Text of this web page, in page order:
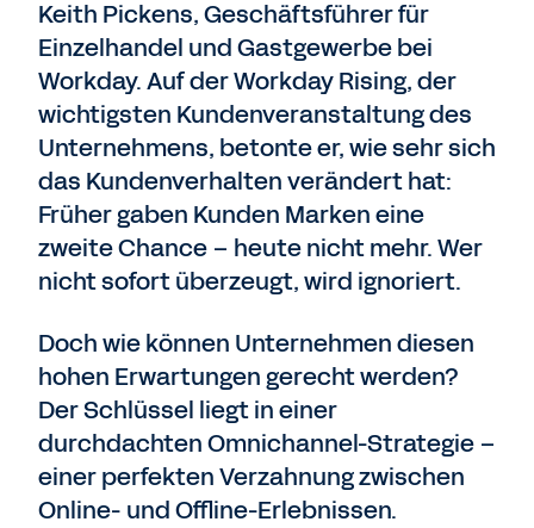
Keith Pickens, Geschäftsführer für
Einzelhandel und Gastgewerbe bei
Workday. Auf der Workday Rising, der
wichtigsten Kundenveranstaltung des
Unternehmens, betonte er, wie sehr sich
das Kundenverhalten verändert hat:
Früher gaben Kunden Marken eine
zweite Chance – heute nicht mehr. Wer
nicht sofort überzeugt, wird ignoriert.
Doch wie können Unternehmen diesen
hohen Erwartungen gerecht werden?
Der Schlüssel liegt in einer
durchdachten Omnichannel-Strategie –
einer perfekten Verzahnung zwischen
Online- und Offline-Erlebnissen.